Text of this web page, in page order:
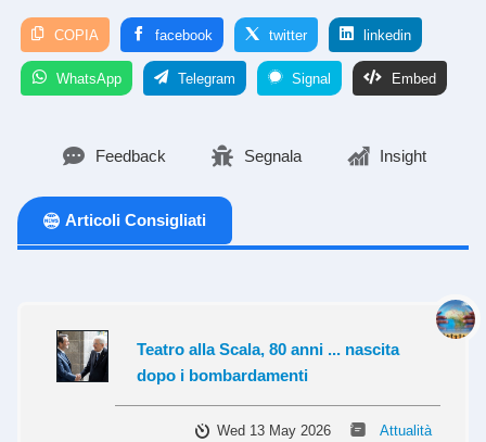
COPIA facebook twitter linkedin
WhatsApp Telegram Signal Embed
Feedback Segnala Insight
Articoli Consigliati
Teatro alla Scala, 80 anni ... nascita
dopo i bombardamenti
Wed 13 May 2026 Attualità